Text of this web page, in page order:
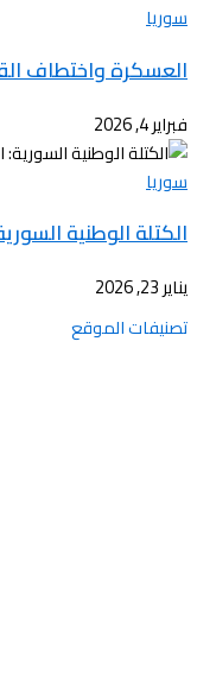
سوريا
العسكرة واختطاف
فبراير 4, 2026
سوريا
الكتلة الوطنية
يناير 23, 2026
تصنيفات الموقع